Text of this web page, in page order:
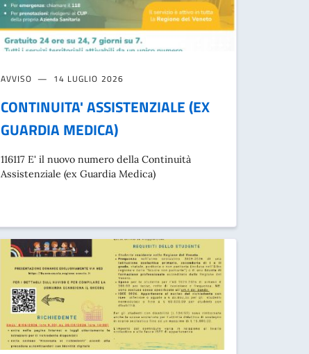
AVVISO 14 LUGLIO 2026
CONTINUITA' ASSISTENZIALE (EX
GUARDIA MEDICA)
116117 E' il nuovo numero della Continuità
Assistenziale (ex Guardia Medica)